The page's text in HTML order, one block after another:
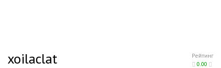
Рейтинг
0.00
xoilaclat